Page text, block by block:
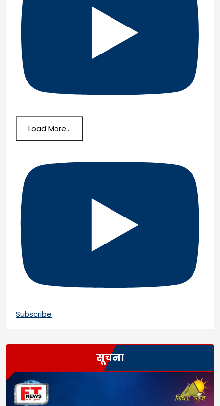
Load More...
Subscribe
सूचना